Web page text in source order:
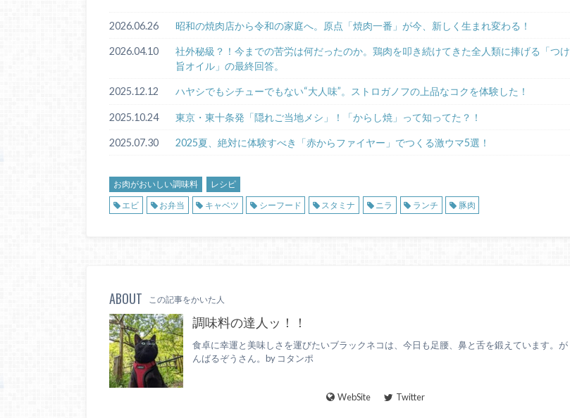
2026.06.26 昭和の焼肉店から令和の家庭へ。原点「焼肉一番」が今、新しく生まれ変わる！
2026.04.10
社外秘級？！今までの苦労は何だったのか。鶏肉を叩き続けてきた全人類に捧げる「つけ
旨オイル」の最終回答。
2025.12.12 ハヤシでもシチューでもない“大人味”。ストロガノフの上品なコクを体験した！
2025.10.24 東京・東十条発「隠れご当地メシ」！「からし焼」って知ってた？！
2025.07.30 2025夏、絶対に体験すべき「赤からファイヤー」でつくる激ウマ5選！
お肉がおいしい調味料
レシピ
エビ
お弁当 キャベツ シーフード スタミナ ニラ ランチ 豚肉
ABOUT この記事をかいた人
調味料の達人ッ！！
食卓に幸運と美味しさを運びたいブラックネコは、今日も足腰、鼻と舌を鍛えています。が
んばるぞうさん。by コタンポ
WebSite Twitter